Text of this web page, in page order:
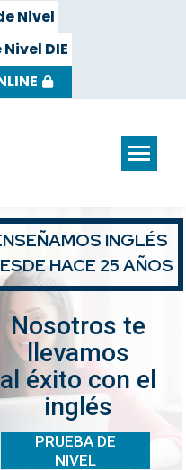
Nivel
DIE
INGLÉS
HACE 25 AÑOS
Nosotros te
llevamos
al éxito con el
inglés
PRUEBA DE
NIVEL